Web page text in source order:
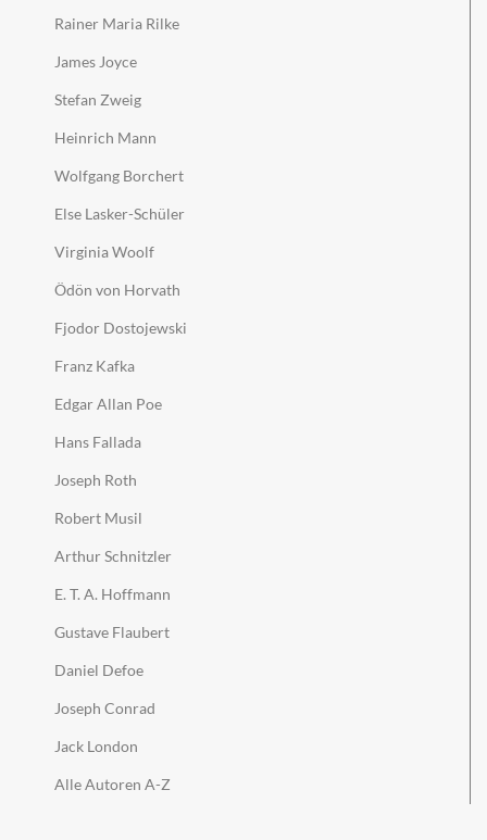
Rainer Maria Rilke
James Joyce
Stefan Zweig
Heinrich Mann
Wolfgang Borchert
Else Lasker-Schüler
Virginia Woolf
Ödön von Horvath
Fjodor Dostojewski
Franz Kafka
Edgar Allan Poe
Hans Fallada
Joseph Roth
Robert Musil
Arthur Schnitzler
E. T. A. Hoffmann
Gustave Flaubert
Daniel Defoe
Joseph Conrad
Jack London
Alle Autoren A-Z